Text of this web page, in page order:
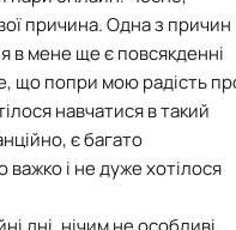
причина. Одна з причин
в мене ще є повсякденні
що попри мою радість
навчатися в такий
є багато
важко і не дуже хотілося